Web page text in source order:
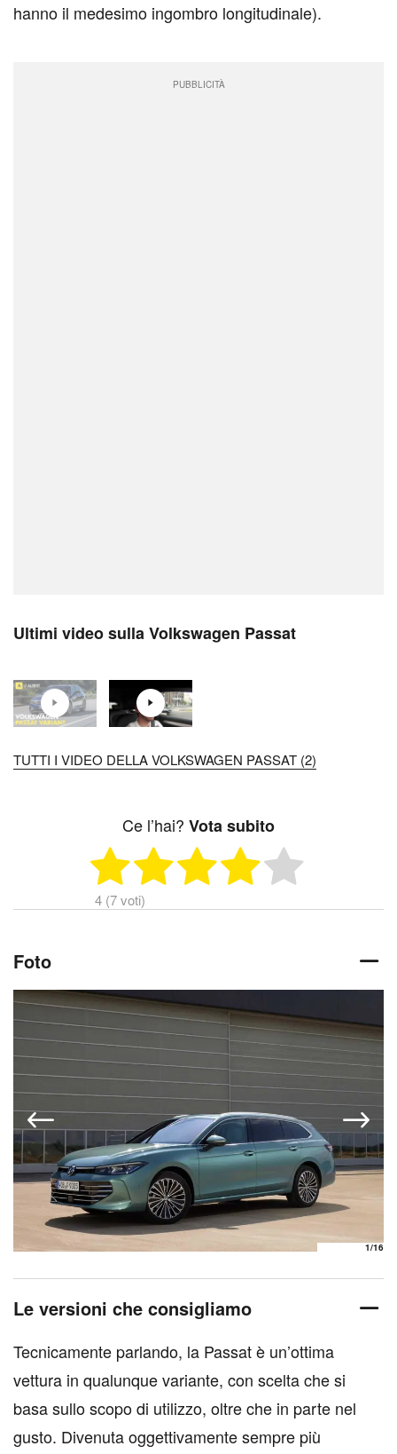
hanno il medesimo ingombro longitudinale).
PUBBLICITÀ
Ultimi video sulla Volkswagen Passat
TUTTI I VIDEO DELLA VOLKSWAGEN PASSAT (2)
Ce l’hai? Vota subito
4 (7 voti)
Foto
1/16
Le versioni che consigliamo
Tecnicamente parlando, la Passat è un’ottima
vettura in qualunque variante, con scelta che si
basa sullo scopo di utilizzo, oltre che in parte nel
gusto. Divenuta oggettivamente sempre più